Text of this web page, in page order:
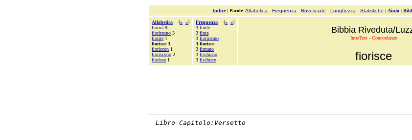
Indice| Parole: Alfabetica - Frequenza - Rovesciate - Lunghezza - Statistiche | Aiuto |
Alfabetica [« »]
fiorirà 9
fioriranno 3
fiorire 1
fiorisce 3
fioriscon 1
fioriscono 2
fiorisse 1
Frequenza [« »]
3 finite
3 finta
3 fioriranno
3 fiorisce
3 firmato
3 fischiano
3 fischiare
Bibbia Riveduta/
IntraText - Concordanze
fiorisce
Libro Capitolo:Versetto